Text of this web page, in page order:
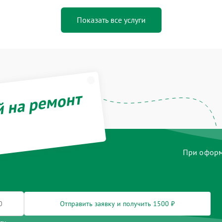
Показать все услуги
ремонт
При
Отправить заявку и получить 1500 ₽